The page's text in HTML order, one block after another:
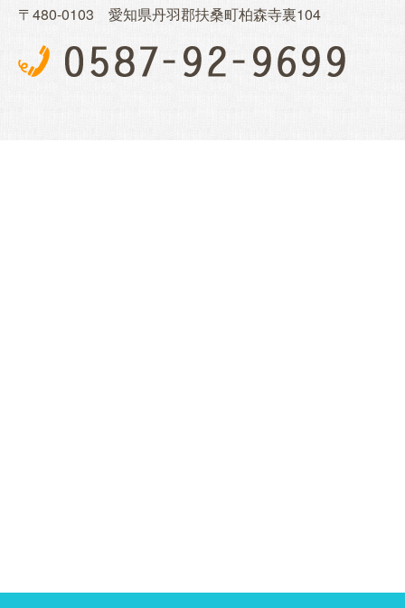
〒480-0103 愛知県丹羽郡扶桑町柏森寺裏104